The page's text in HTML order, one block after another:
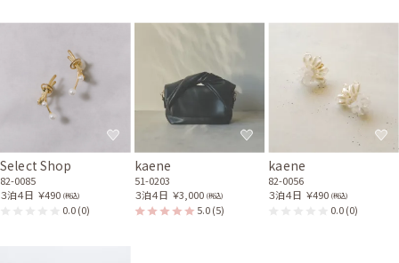
Select Shop
82-0085
３泊４日 ￥490 (税込)
0.0(0)
kaene
51-0203
３泊４日 ￥3,000 (税込)
5.0(5)
kaene
82-0056
３泊４日 ￥490 (税込)
0.0(0)